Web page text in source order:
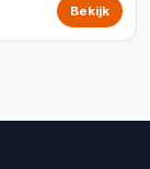
Bekijk